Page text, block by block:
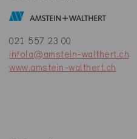
021 557 23 00
infola@amstein-walthert.ch
www.amstein-walthert.ch